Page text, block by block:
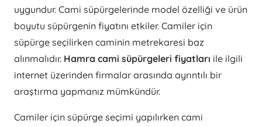
uygundur. Cami süpürgelerinde model özelliği ve ürün
boyutu süpürgenin fiyatını etkiler. Camiler için
süpürge seçilirken caminin metrekaresi baz
alınmalıdır. Hamra cami süpürgeleri fiyatları ile ilgili
internet üzerinden firmalar arasında ayrıntılı bir
araştırma yapmanız mümkündür.
Camiler için süpürge seçimi yapılırken cami